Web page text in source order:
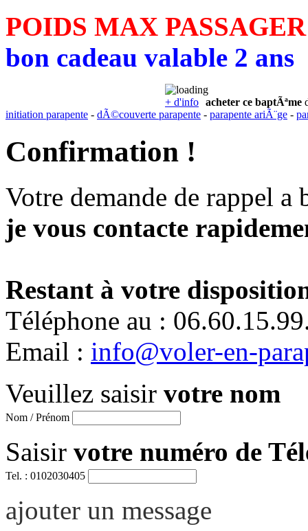
POIDS MAX
bon cadeau valable 2 ans
+ d'info acheter ce baptÃªme
initiation parapente - dÃ©couverte parapente - parapente ariÃ¨ge -
Confirmation !
Votre demande de rappel a
je vous contacte
Restant à votre
Téléphone au :
Email : info@voler-en-
Veuillez saisir votre nom
Nom / Prénom
Saisir votre numéro de
Tel. : 0102030405
ajouter un message